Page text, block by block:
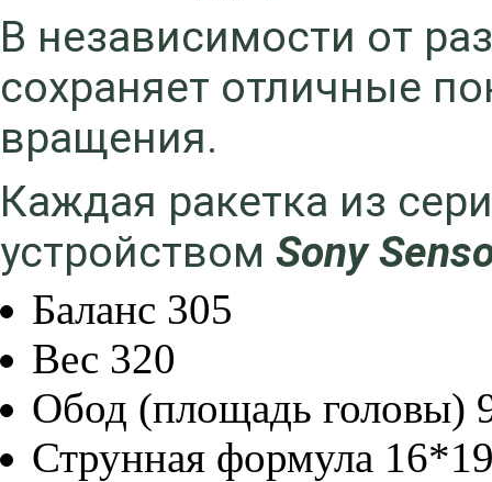
В независимости от
сохраняет отличные
вращения.
Каждая ракетка из
устройством Sony
Баланс 305
Вес 320
Обод (площадь головы)
Струнная формула